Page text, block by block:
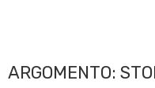
ARGOMENTO: